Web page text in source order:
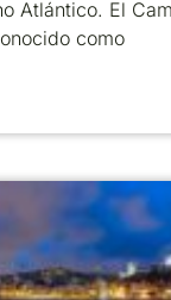
Atlántico. El
como